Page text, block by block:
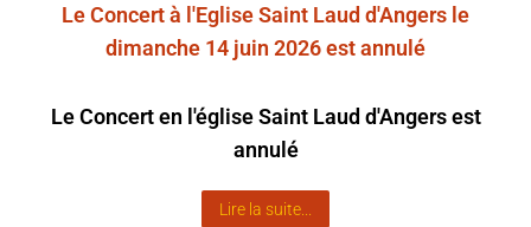
Le Concert à l'Eglise Saint Laud d'Angers le
dimanche 14 juin 2026 est annulé
Le Concert en l'église Saint Laud d'Angers est
annulé
Lire la suite...